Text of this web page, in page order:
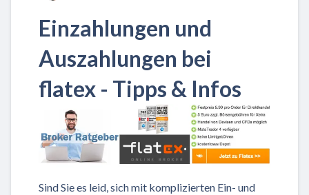
Einzahlungen und
Auszahlungen bei
flatex - Tipps & Infos
Sind Sie es leid, sich mit komplizierten Ein- und